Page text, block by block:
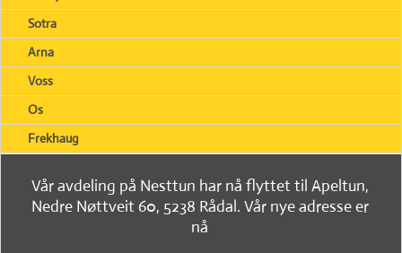
Sotra
Arna
Voss
Os
Frekhaug
Vår avdeling på Nesttun har nå flyttet til Apeltun,
Nedre Nøttveit 60, 5238 Rådal. Vår nye adresse er
nå